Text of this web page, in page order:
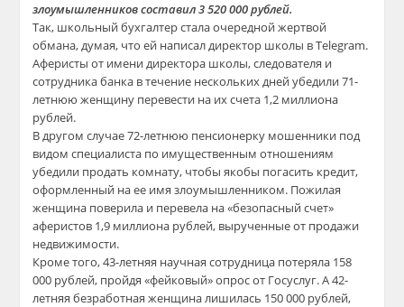
злоумышленников составил 3 520 000 рублей.
Так, школьный бухгалтер стала очередной жертвой
обмана, думая, что ей написал директор школы в Telegram.
Аферисты от имени директора школы, следователя и
сотрудника банка в течение нескольких дней убедили 71-
летнюю женщину перевести на их счета 1,2 миллиона
рублей.
В другом случае 72-летнюю пенсионерку мошенники под
видом специалиста по имущественным отношениям
убедили продать комнату, чтобы якобы погасить кредит,
оформленный на ее имя злоумышленником. Пожилая
женщина поверила и перевела на «безопасный счет»
аферистов 1,9 миллиона рублей, вырученные от продажи
недвижимости.
Кроме того, 43-летняя научная сотрудница потеряла 158
000 рублей, пройдя «фейковый» опрос от Госуслуг. А 42-
летняя безработная женщина лишилась 150 000 рублей,